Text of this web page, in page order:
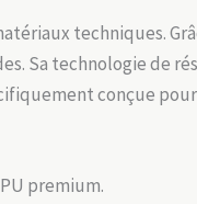
techniques.
technologie de
conçue pour
premium.